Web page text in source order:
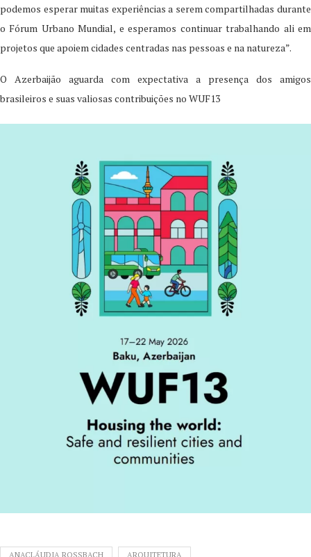
podemos esperar muitas experiências a serem compartilhadas durante
o Fórum Urbano Mundial, e esperamos continuar trabalhando ali em
projetos que apoiem cidades centradas nas pessoas e na natureza”.
O Azerbaijão aguarda com expectativa a presença dos amigos
brasileiros e suas valiosas contribuições no WUF13
ANACLÁUDIA ROSSBACH ARQUITETURA